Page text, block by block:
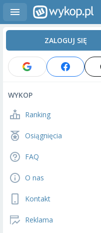
ZALOGUJ SIĘ
WYKOP
Ranking
Osiągnięcia
FAQ
O nas
Kontakt
Reklama